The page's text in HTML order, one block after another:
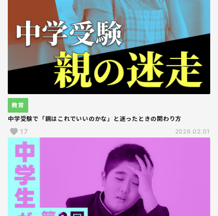
中学受験で「親はこれでいいのかな」と迷ったときの関わり方
教育
17 2026.02.01